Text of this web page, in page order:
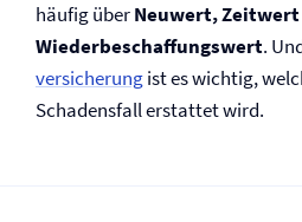
häufig überNeuwert,
Wiederbeschaffungswert.
versicherungist es wichtig,
Schadensfall erstattet wird.